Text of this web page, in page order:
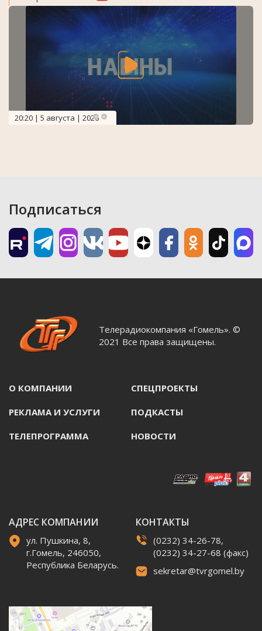
20:20 | 5 августа | 2026
Подписаться
Телерадиокомпания «Гомель». ©
2021 Все права защищены.
О КОМПАНИИ СПЕЦПРОЕКТЫ
РЕКЛАМА И УСЛУГИ ПОДКАСТЫ
ТЕЛЕПРОГРАММА НОВОСТИ
АДРЕС КОМПАНИИ
ул. Пушкина, 8,
г.Гомель, 246050,
Республика Беларусь.
КОНТАКТЫ
(0232) 34-26-78,
(0232) 34-27-68 (факс)
sekretar@tvrgomel.by